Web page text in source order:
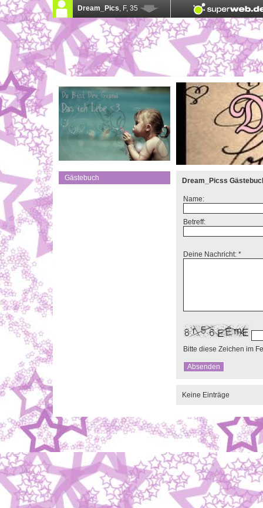
Gästebuch Dream_Picss
Name:
Betreff:
Deine Nachricht: *
Bitte diese Zeichen im
Keine Einträge